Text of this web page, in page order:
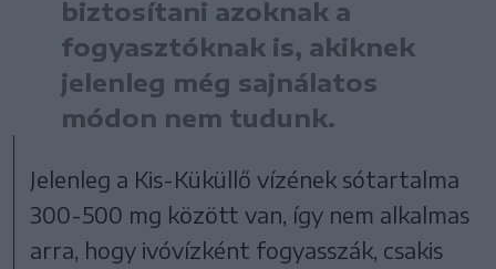
biztosítani azoknak a
fogyasztóknak is, akiknek
jelenleg még sajnálatos
módon nem tudunk.
Jelenleg a Kis-Küküllő vízének sótartalma
300-500 mg között van, így nem alkalmas
arra, hogy ivóvízként fogyasszák, csakis